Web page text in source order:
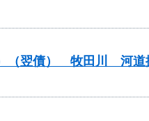
（翌債） 牧田川 河道